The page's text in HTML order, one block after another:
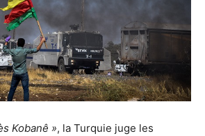
Kobanê », la Turquie juge les